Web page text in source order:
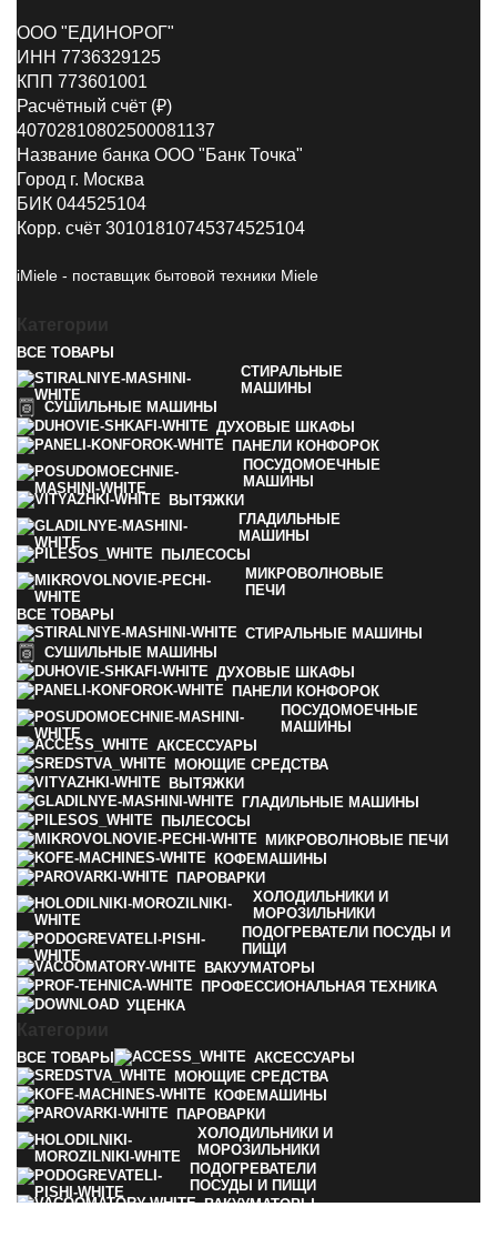
ООО "ЕДИНОРОГ"
ИНН 7736329125
КПП 773601001
Расчётный счёт (₽)
40702810802500081137
Название банка ООО "Банк Точка"
Город г. Москва
БИК 044525104
Корр. счёт 30101810745374525104
iMiele - поставщик бытовой техники Miele
Категории
ВСЕ ТОВАРЫ
СТИРАЛЬНЫЕ
МАШИНЫ
СУШИЛЬНЫЕ МАШИНЫ
ДУХОВЫЕ ШКАФЫ
ПАНЕЛИ КОНФОРОК
ПОСУДОМОЕЧНЫЕ
МАШИНЫ
ВЫТЯЖКИ
ГЛАДИЛЬНЫЕ
МАШИНЫ
ПЫЛЕСОСЫ
МИКРОВОЛНОВЫЕ
ПЕЧИ
ВСЕ ТОВАРЫ
СТИРАЛЬНЫЕ МАШИНЫ
СУШИЛЬНЫЕ МАШИНЫ
ДУХОВЫЕ ШКАФЫ
ПАНЕЛИ КОНФОРОК
ПОСУДОМОЕЧНЫЕ
МАШИНЫ
АКСЕССУАРЫ
МОЮЩИЕ СРЕДСТВА
ВЫТЯЖКИ
ГЛАДИЛЬНЫЕ МАШИНЫ
ПЫЛЕСОСЫ
МИКРОВОЛНОВЫЕ ПЕЧИ
КОФЕМАШИНЫ
ПАРОВАРКИ
ХОЛОДИЛЬНИКИ И
МОРОЗИЛЬНИКИ
ПОДОГРЕВАТЕЛИ ПОСУДЫ И
ПИЩИ
ВАКУУМАТОРЫ
ПРОФЕССИОНАЛЬНАЯ ТЕХНИКА
УЦЕНКА
Категории
ВСЕ ТОВАРЫ
АКСЕССУАРЫ
МОЮЩИЕ СРЕДСТВА
КОФЕМАШИНЫ
ПАРОВАРКИ
ХОЛОДИЛЬНИКИ И
МОРОЗИЛЬНИКИ
ПОДОГРЕВАТЕЛИ
ПОСУДЫ И ПИЩИ
ВАКУУМАТОРЫ